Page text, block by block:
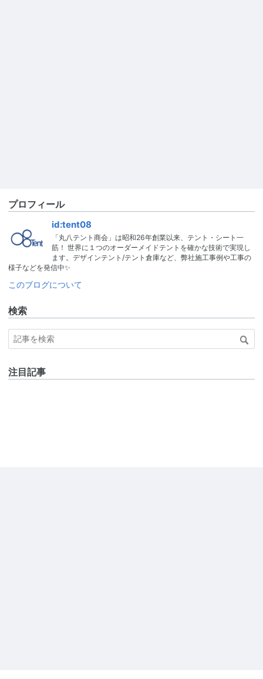
プロフィール
id:tent08
「丸八テント商会」は昭和26年創業以来、テント・シート一
筋！ 世界に１つのオーダーメイドテントを確かな技術で実現し
ます。デザインテント/テント倉庫など、弊社施工事例や工事の
様子などを発信中✨
このブログについて
検索
注目記事